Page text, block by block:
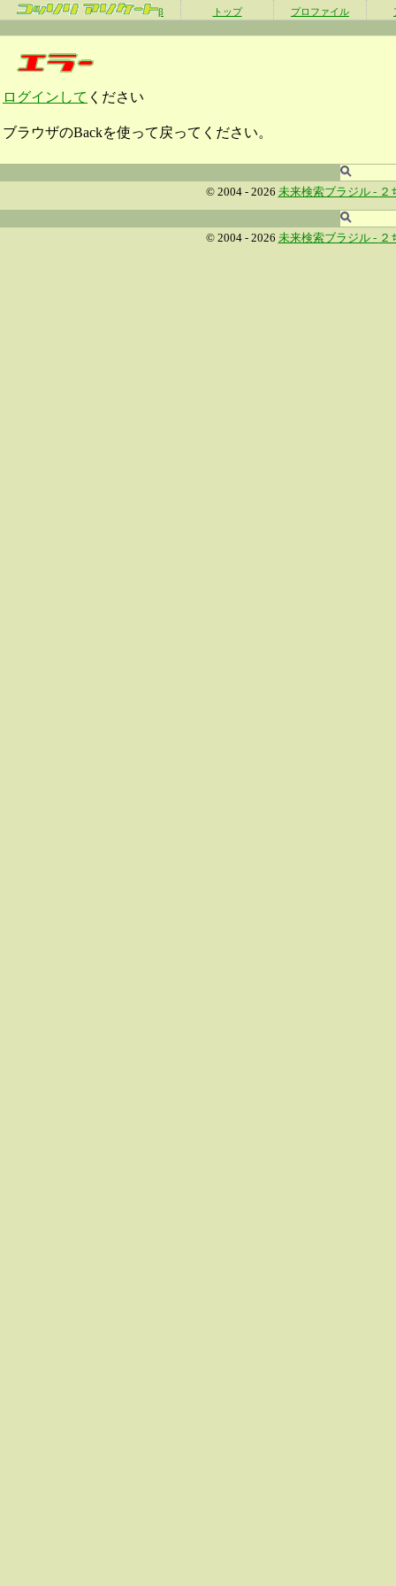
β トップ プロファイル
ログインして ください
ブラウザのBackを使って戻ってください。
© 2004 - 2026 未来検索ブラジル - ２
© 2004 - 2026 未来検索ブラジル - ２